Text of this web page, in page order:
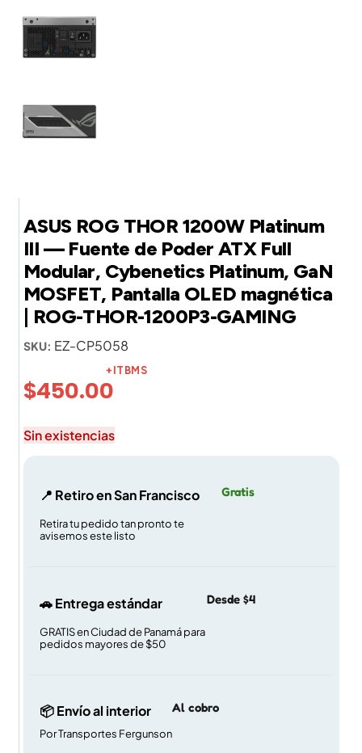
ASUS ROG THOR 1200W Platinum
III — Fuente de Poder ATX Full
Modular, Cybenetics Platinum, GaN
MOSFET, Pantalla OLED magnética
| ROG-THOR-1200P3-GAMING
SKU: EZ-CP5058
$450.00
+ITBMS
Sin existencias
📍 Retiro en San Francisco
Retira tu pedido tan pronto te
avisemos este listo
Gratis
🚗 Entrega estándar
GRATIS en Ciudad de Panamá para
pedidos mayores de $50
Desde $4
📦 Envío al interior
Por Transportes Fergunson
Al cobro